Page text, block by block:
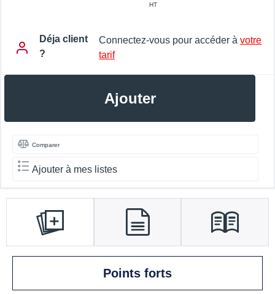
HT
Déja client
?
Connectez-vous pour accéder àvotre
tarif
Ajouter
Comparer
Ajouter à mes listes
Points forts